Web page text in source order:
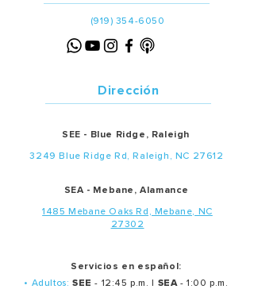
(919) 354-6050
Dirección
SEE - Blue Ridge, Raleigh
3249 Blue Ridge Rd, Raleigh, NC 27612
SEA - Mebane, Alamance
1485 Mebane Oaks Rd, Mebane, NC
27302
Servicios en español:
• Adultos:SEE - 12:45 p.m. | SEA- 1:00 p.m.